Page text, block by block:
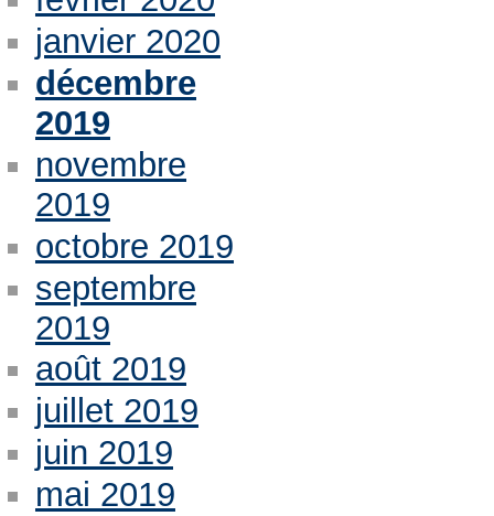
janvier 2020
décembre
2019
novembre
2019
octobre 2019
septembre
2019
août 2019
juillet 2019
juin 2019
mai 2019